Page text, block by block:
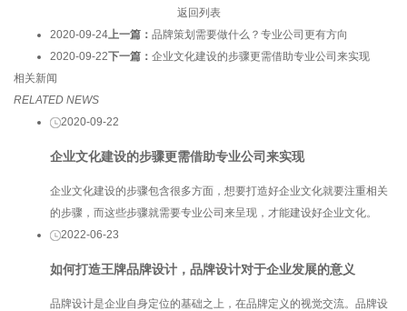
返回列表
2020-09-24上一篇： 品牌策划需要做什么？专业公司更有方向
2020-09-22下一篇： 企业文化建设的步骤更需借助专业公司来实现
相关新闻
RELATED NEWS
2020-09-22
企业文化建设的步骤更需借助专业公司来实现
企业文化建设的步骤包含很多方面，想要打造好企业文化就要注重相关
的步骤，而这些步骤就需要专业公司来呈现，才能建设好企业文化。
2022-06-23
如何打造王牌品牌设计，品牌设计对于企业发展的意义
品牌设计是企业自身定位的基础之上，在品牌定义的视觉交流。品牌设